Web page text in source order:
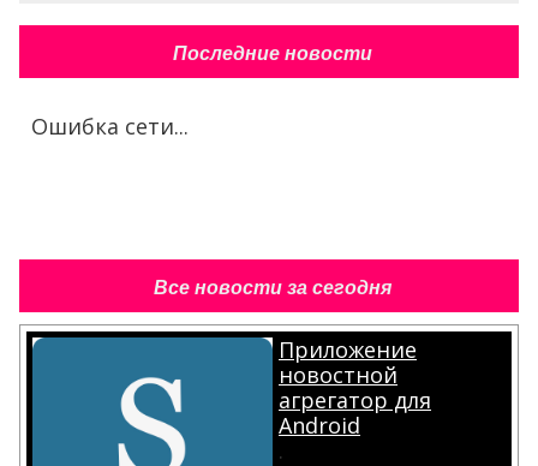
Последние новости
Ошибка сети...
Все новости за сегодня
Приложение
новостной
агрегатор для
Android
.